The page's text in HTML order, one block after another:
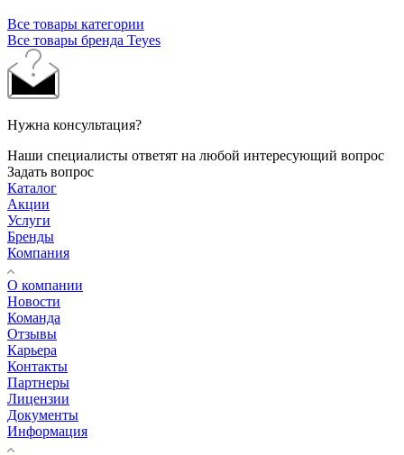
Все товары категории
Все товары бренда Teyes
Нужна консультация?
Наши специалисты ответят на любой интересующий вопрос
Задать вопрос
Каталог
Акции
Услуги
Бренды
Компания
О компании
Новости
Команда
Отзывы
Карьера
Контакты
Партнеры
Лицензии
Документы
Информация